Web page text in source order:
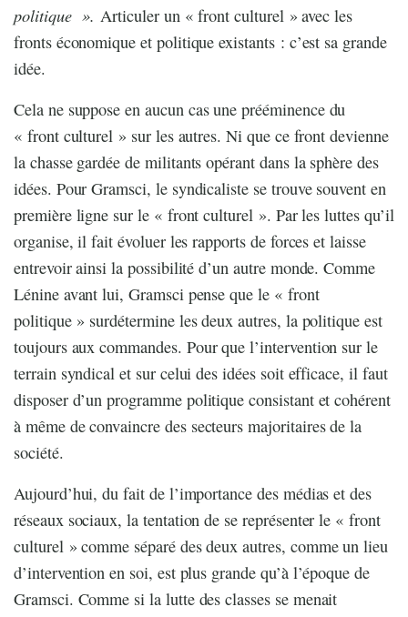
politique ». Articuler un « front culturel » avec les
fronts économique et politique existants : c’est sa grande
idée.
Cela ne suppose en aucun cas une prééminence du
« front culturel » sur les autres. Ni que ce front devienne
la chasse gardée de militants opérant dans la sphère des
idées. Pour Gramsci, le syndicaliste se trouve souvent en
première ligne sur le « front culturel ». Par les luttes qu’il
organise, il fait évoluer les rapports de forces et laisse
entrevoir ainsi la possibilité d’un autre monde. Comme
Lénine avant lui, Gramsci pense que le « front
politique » surdétermine les deux autres, la politique est
toujours aux commandes. Pour que l’intervention sur le
terrain syndical et sur celui des idées soit efficace, il faut
disposer d’un programme politique consistant et cohérent
à même de convaincre des secteurs majoritaires de la
société.
Aujourd’hui, du fait de l’importance des médias et des
réseaux sociaux, la tentation de se représenter le « front
culturel » comme séparé des deux autres, comme un lieu
d’intervention en soi, est plus grande qu’à l’époque de
Gramsci. Comme si la lutte des classes se menait